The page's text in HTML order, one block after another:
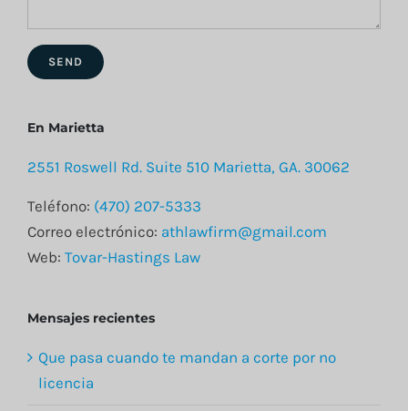
En Marietta
2551 Roswell Rd. Suite 510 Marietta, GA. 30062
Teléfono: (470) 207-5333
Correo electrónico: athlawfirm@gmail.com
Web: Tovar-Hastings Law
Mensajes recientes
Que pasa cuando te mandan a corte por no
licencia